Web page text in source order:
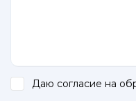
Даю согласие на